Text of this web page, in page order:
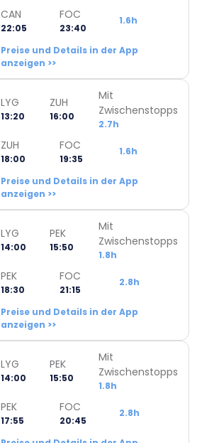
CAN
22:05
FOC
23:40
1.6h
Preise und Details in der App
anzeigen >>
LYG
13:20
ZUH
16:00
Mit
Zwischenstopps
2.7h
ZUH
18:00
FOC
19:35
1.6h
Preise und Details in der App
anzeigen >>
LYG
14:00
PEK
15:50
Mit
Zwischenstopps
1.8h
PEK
18:30
FOC
21:15
2.8h
Preise und Details in der App
anzeigen >>
LYG
14:00
PEK
15:50
Mit
Zwischenstopps
1.8h
PEK
17:55
FOC
20:45
2.8h